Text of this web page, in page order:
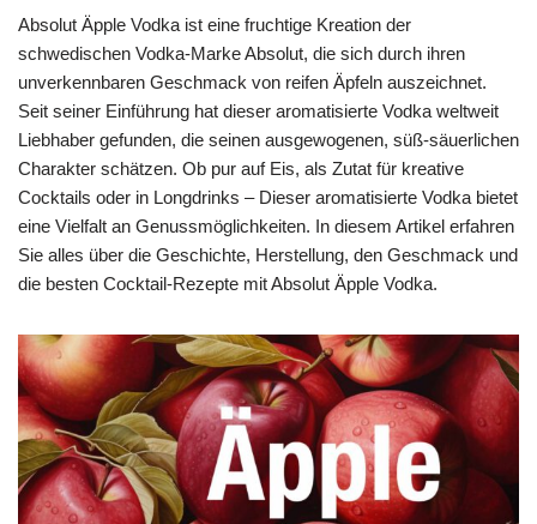
Absolut Äpple Vodka ist eine fruchtige Kreation der
schwedischen Vodka-Marke Absolut, die sich durch ihren
unverkennbaren Geschmack von reifen Äpfeln auszeichnet.
Seit seiner Einführung hat dieser aromatisierte Vodka weltweit
Liebhaber gefunden, die seinen ausgewogenen, süß-säuerlichen
Charakter schätzen. Ob pur auf Eis, als Zutat für kreative
Cocktails oder in Longdrinks – Dieser aromatisierte Vodka bietet
eine Vielfalt an Genussmöglichkeiten. In diesem Artikel erfahren
Sie alles über die Geschichte, Herstellung, den Geschmack und
die besten Cocktail-Rezepte mit Absolut Äpple Vodka.